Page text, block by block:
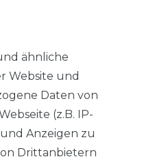
Fit - Damen 5-
ähnliche
Website und
Daten von
(z.B. IP-
Anzeigen zu
Drittanbietern